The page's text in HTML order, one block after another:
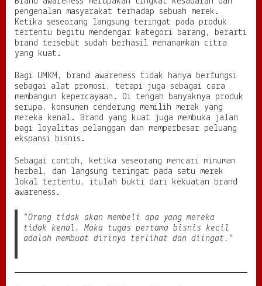
n
g
a
t
K
o
n
s
u
m
e
pengenalan masyarakat terhadap sebuah merek.
Ketika seseorang langsung teringat pada produk
tertentu begitu mendengar kategori barang, berarti
brand tersebut sudah berhasil menanamkan citra
yang kuat.
Bagi UMKM, brand awareness tidak hanya berfungsi
sebagai alat promosi, tetapi juga sebagai cara
membangun kepercayaan. Di tengah banyaknya produk
serupa, konsumen cenderung memilih merek yang
mereka kenal. Brand yang kuat juga membuka jalan
bagi loyalitas pelanggan dan memperbesar peluang
ekspansi bisnis.
Sebagai contoh, ketika seseorang mencari minuman
herbal, dan langsung teringat pada satu merek
lokal tertentu, itulah bukti dari kekuatan brand
awareness.
“Orang tidak akan membeli apa yang mereka
tidak kenal. Maka tugas pertama bisnis kecil
adalah membuat dirinya terlihat dan diingat.”